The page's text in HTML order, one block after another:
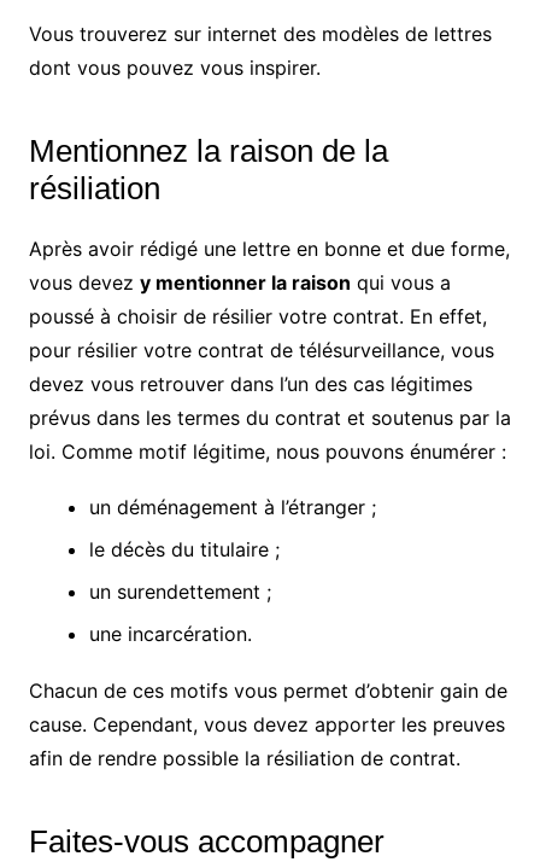
Vous trouverez sur internet des modèles de lettres
dont vous pouvez vous inspirer.
Mentionnez la raison de la
résiliation
Après avoir rédigé une lettre en bonne et due forme,
vous devez y mentionner la raison qui vous a
poussé à choisir de résilier votre contrat. En effet,
pour résilier votre contrat de télésurveillance, vous
devez vous retrouver dans l’un des cas légitimes
prévus dans les termes du contrat et soutenus par la
loi. Comme motif légitime, nous pouvons énumérer :
un déménagement à l’étranger ;
le décès du titulaire ;
un surendettement ;
une incarcération.
Chacun de ces motifs vous permet d’obtenir gain de
cause. Cependant, vous devez apporter les preuves
afin de rendre possible la résiliation de contrat.
Faites-vous accompagner